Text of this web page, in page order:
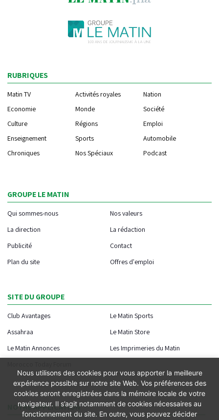
RUBRIQUES
Matin TV Activités royales
Nation
Economie
Monde
Société
Culture
Régions
Emploi
Enseignement
Sports
Automobile
Chroniques
Nos Spéciaux Podcast
GROUPE LE MATIN
Qui sommes-nous
Nos valeurs
La direction
La rédaction
Publicité
Contact
Plan du site
Offres d'emploi
SITE DU GROUPE
Club Avantages
Le Matin Sports
Assahraa
Le Matin Store
Le Matin Annonces
Les Imprimeries du Matin
NOTRE APPLICATION
Nous utilisons des cookies pour vous apporter la meilleure
expérience possible sur notre site Web. Vos préférences des
cookies seront enregistrées dans la mémoire locale de votre
navigateur. Il s’agit notamment de cookies nécessaires au
fonctionnement du site. En outre, vous pouvez décider